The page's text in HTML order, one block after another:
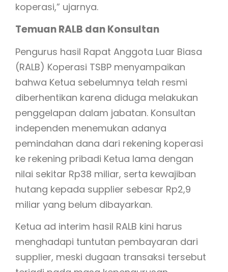
koperasi,” ujarnya.
Temuan RALB dan Konsultan
Pengurus hasil Rapat Anggota Luar Biasa
(RALB) Koperasi TSBP menyampaikan
bahwa Ketua sebelumnya telah resmi
diberhentikan karena diduga melakukan
penggelapan dalam jabatan. Konsultan
independen menemukan adanya
pemindahan dana dari rekening koperasi
ke rekening pribadi Ketua lama dengan
nilai sekitar Rp38 miliar, serta kewajiban
hutang kepada supplier sebesar Rp2,9
miliar yang belum dibayarkan.
Ketua ad interim hasil RALB kini harus
menghadapi tuntutan pembayaran dari
supplier, meski dugaan transaksi tersebut